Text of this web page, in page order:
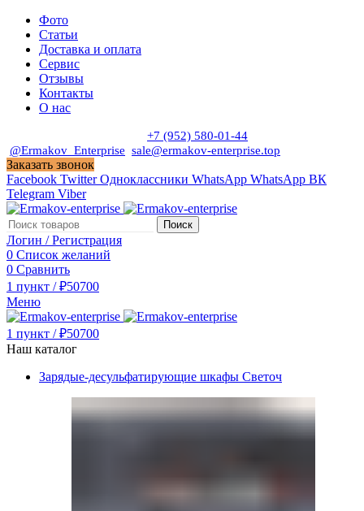
Фото
Статьи
Доставка и оплата
Сервис
Отзывы
Контакты
О нас
+7 (952) 580-01-44
@Ermakov_Enterprise sale@ermakov-enterprise.top
Заказать звонок
Facebook Twitter Одноклассники WhatsApp WhatsApp ВК
Telegram Viber
Поиск
Логин / Регистрация
0 Список желаний
0 Сравнить
1 пункт / ₽50700
Меню
1 пункт / ₽50700
Наш каталог
Зарядые-десульфатирующие шкафы Светоч